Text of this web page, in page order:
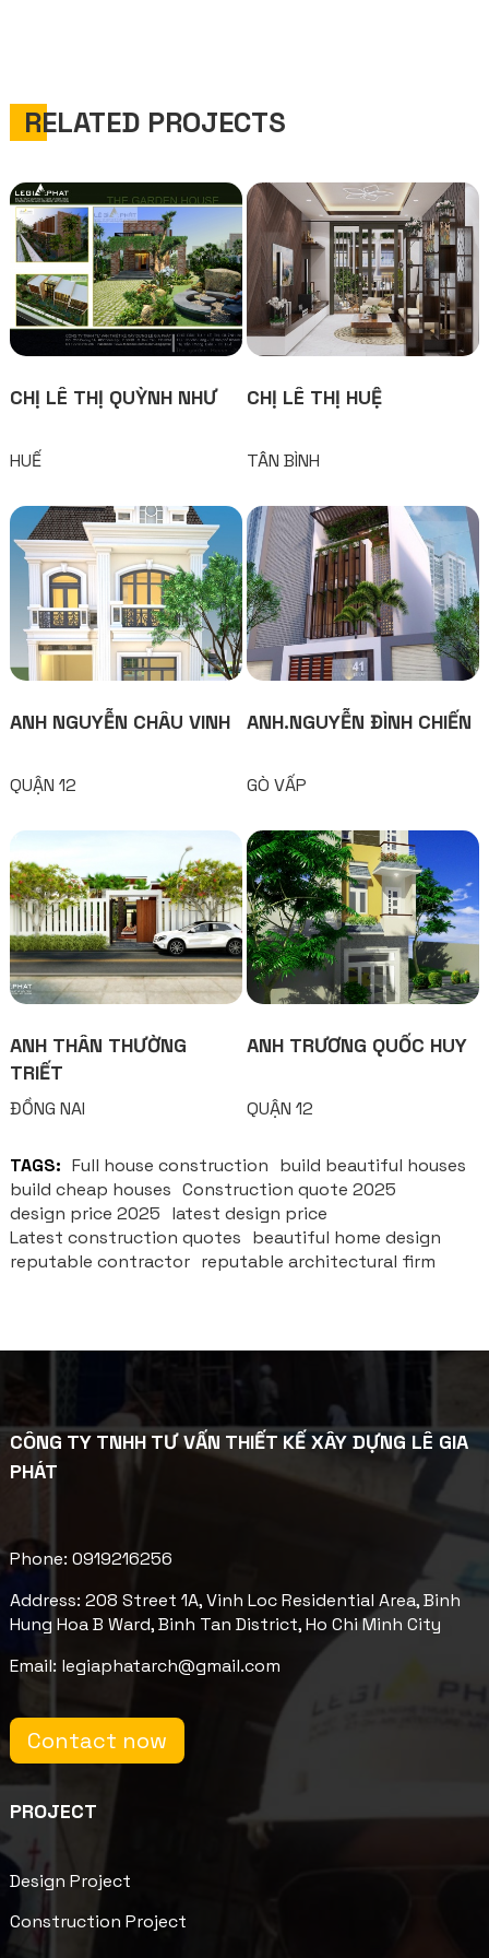
RELATED PROJECTS
CHỊ LÊ THỊ QUỲNH NHƯ
HUẾ
CHỊ LÊ THỊ HUỆ
TÂN BÌNH
ANH NGUYỄN CHÂU VINH
QUẬN 12
ANH.NGUYỄN ĐÌNH CHIẾN
GÒ VẤP
ANH THÂN THƯỜNG
TRIẾT
ĐỒNG NAI
ANH TRƯƠNG QUỐC HUY
QUẬN 12
TAGS: Full house construction build beautiful houses
build cheap houses Construction quote 2025
design price 2025 latest design price
Latest construction quotes beautiful home design
reputable contractor reputable architectural firm
CÔNG TY TNHH TƯ VẤN THIẾT KẾ XÂY DỰNG LÊ GIA
PHÁT
Phone: 0919216256
Address: 208 Street 1A, Vinh Loc Residential Area, Binh
Hung Hoa B Ward, Binh Tan District, Ho Chi Minh City
Email: legiaphatarch@gmail.com
Contact now
PROJECT
Design Project
Construction Project